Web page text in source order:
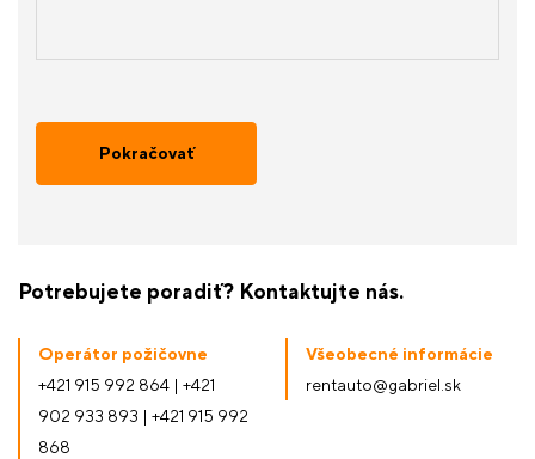
Pokračovať
Potrebujete poradiť? Kontaktujte nás.
Operátor požičovne
+421 915 992 864 | +421
902 933 893 | +421 915 992
868
Všeobecné informácie
rentauto@gabriel.sk